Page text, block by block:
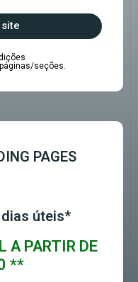
seções.
PAGES
úteis*
A PARTIR DE
**